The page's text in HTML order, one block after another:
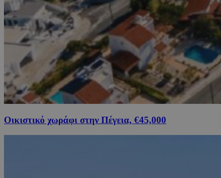
Οικιστικό χωράφι στην Πέγεια, €45,000